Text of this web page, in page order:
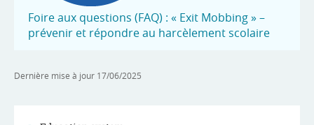
Foire aux questions (FAQ) : « Exit Mobbing » –
prévenir et répondre au harcèlement scolaire
Dernière mise à jour 17/06/2025